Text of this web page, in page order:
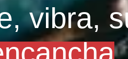
vibra,